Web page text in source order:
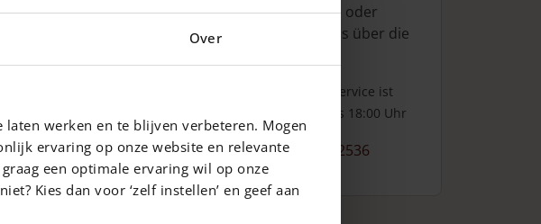
Over
werken en te blijven verbeteren. Mogen
ervaring op onze website en relevante
een optimale ervaring wil op onze
Kies dan voor ‘zelf instellen’ en geef aan
Rufen Sie uns an oder
schreiben Sie uns über die
Unser Kundenservice ist
bis 18:00 Uhr
+31 13 508 2536